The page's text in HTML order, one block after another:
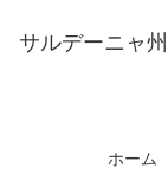
サルデーニャ
ホーム